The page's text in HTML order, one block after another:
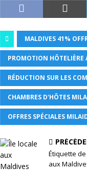
MALDIVES 41%
PROMOTION HÔTELIÈRE
RÉDUCTION SUR LES
CHAMBRES D'HÔTES
OFFRES SPÉCIALES
Étiquette
aux